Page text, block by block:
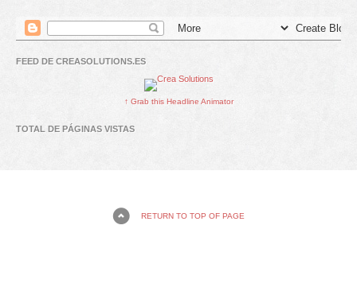
FEED DE CREASOLUTIONS.ES
↑ Grab this Headline Animator
TOTAL DE PÁGINAS VISTAS
RETURN TO TOP OF PAGE